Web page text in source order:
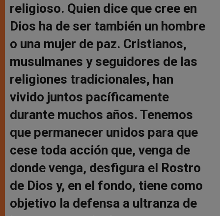
religioso. Quien dice que cree en
Dios ha de ser también un hombre
o una mujer de paz. Cristianos,
musulmanes y seguidores de las
religiones tradicionales, han
vivido juntos pacíficamente
durante muchos años. Tenemos
que permanecer unidos para que
cese toda acción que, venga de
donde venga, desfigura el Rostro
de Dios y, en el fondo, tiene como
objetivo la defensa a ultranza de